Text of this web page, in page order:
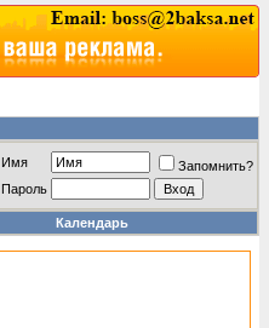
Имя
Запомнить?
Пароль
Календарь